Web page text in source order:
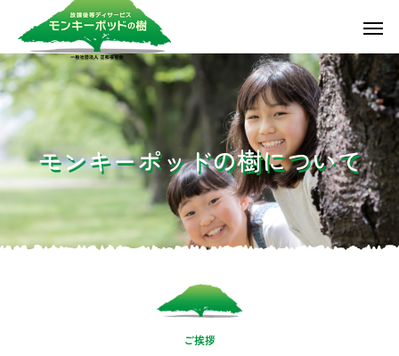
モンキーポッドの樹について
ご挨拶